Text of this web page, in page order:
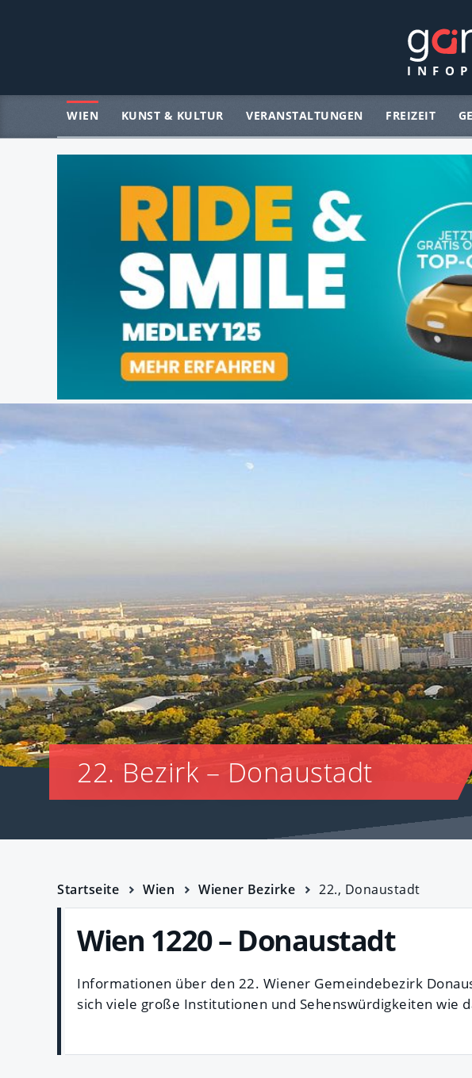
WIEN KUNST & KULTUR VERANSTALTUNGEN FREIZEIT
22. Bezirk – Donaustadt
Startseite Wien Wiener Bezirke 22., Donaustadt
Wien 1220 – Donaustadt
Informationen über den 22. Wiener Gemeindebezirk
sich viele große Institutionen und Sehenswürdigkeiten wie